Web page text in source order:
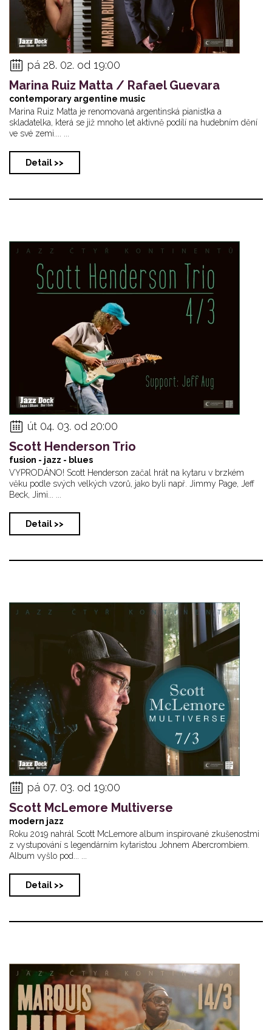
pá 28. 02. od 19:00
Marina Ruiz Matta / Rafael Guevara
contemporary argentine music
Marina Ruiz Matta je renomovaná argentinská pianistka a
skladatelka, která se již mnoho let aktivně podílí na hudebním dění
ve své zemi.... ...
Detail >>
út 04. 03. od 20:00
Scott Henderson Trio
fusion - jazz - blues
VYPRODÁNO! Scott Henderson začal hrát na kytaru v brzkém
věku podle svých velkých vzorů, jako byli např. Jimmy Page, Jeff
Beck, Jimi... ...
Detail >>
pá 07. 03. od 19:00
Scott McLemore Multiverse
modern jazz
Roku 2019 nahrál Scott McLemore album inspirované zkušenostmi
z vystupování s legendárním kytaristou Johnem Abercrombiem.
Album vyšlo pod... ...
Detail >>